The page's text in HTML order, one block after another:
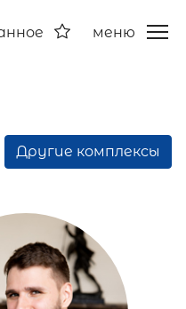
меню
Другие комплексы